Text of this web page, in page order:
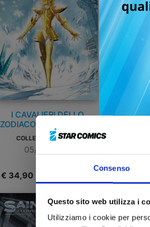
Consenso
Questo sito web utilizza i
Utilizziamo i cookie per
I CAVALIERI DELLO
ZODIACO - SAINT SEIYA:
TIME ODYSSEY n. 3
COLLECTOR EDITION
05/05/2026
€ 34,90